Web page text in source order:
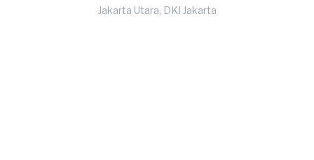
Jakarta Utara, DKI Jakarta